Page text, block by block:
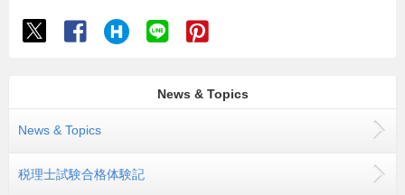
News & Topics
News & Topics
税理士試験合格体験記